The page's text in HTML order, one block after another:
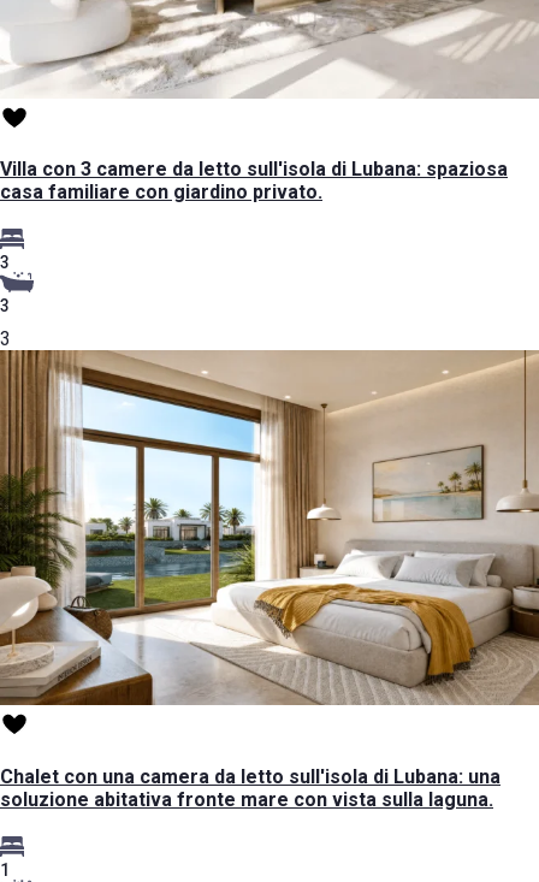
Villa con 3 camere da letto sull'isola di Lubana: spaziosa
casa familiare con giardino privato.
3
3
3
Chalet con una camera da letto sull'isola di Lubana: una
soluzione abitativa fronte mare con vista sulla laguna.
1